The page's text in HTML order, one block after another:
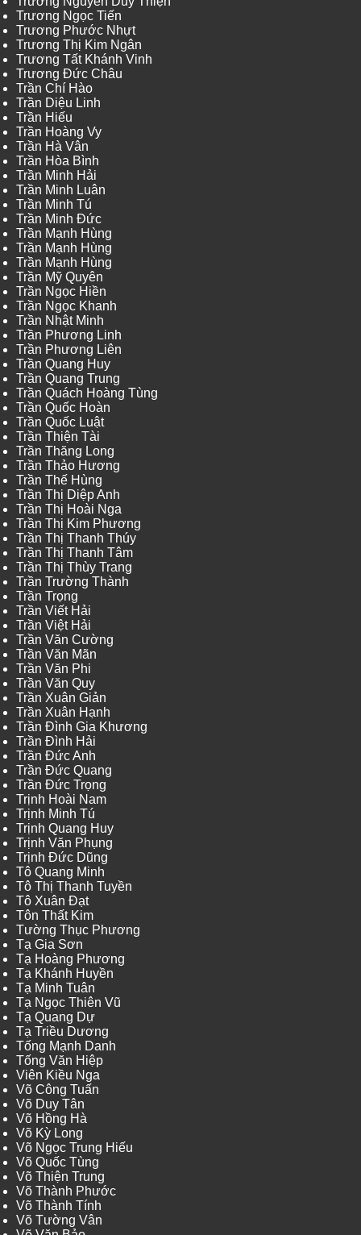
Trương Ngọc Tiến
Trương Phước Nhựt
Trương Thị Kim Ngân
Trương Tất Khánh Vinh
Trương Đức Châu
Trần Chí Hào
Trần Diệu Linh
Trần Hiếu
Trần Hoàng Vy
Trần Hà Vân
Trần Hòa Bình
Trần Minh Hải
Trần Minh Luân
Trần Minh Tú
Trần Minh Đức
Trần Mạnh Hùng
Trần Mạnh Hùng
Trần Mạnh Hùng
Trần Mỹ Quyên
Trần Ngọc Hiền
Trần Ngọc Khanh
Trần Nhật Minh
Trần Phương Linh
Trần Phương Liên
Trần Quang Huy
Trần Quang Trung
Trần Quách Hoàng Tùng
Trần Quốc Hoàn
Trần Quốc Luật
Trần Thiện Tài
Trần Thăng Long
Trần Thảo Hương
Trần Thế Hùng
Trần Thị Diệp Anh
Trần Thị Hoài Nga
Trần Thị Kim Phương
Trần Thị Thanh Thúy
Trần Thị Thanh Tâm
Trần Thị Thùy Trang
Trần Trường Thành
Trần Trọng
Trần Viết Hải
Trần Việt Hải
Trần Văn Cường
Trần Văn Mãn
Trần Văn Phi
Trần Văn Quy
Trần Xuân Giản
Trần Xuân Hạnh
Trần Đình Gia Khương
Trần Đình Hải
Trần Đức Anh
Trần Đức Quang
Trần Đức Trọng
Trịnh Hoài Nam
Trịnh Minh Tú
Trịnh Quang Huy
Trịnh Văn Phụng
Trịnh Đức Dũng
Tô Quang Minh
Tô Thị Thanh Tuyền
Tô Xuân Đạt
Tôn Thất Kim
Tường Thục Phương
Tạ Gia Sơn
Tạ Hoàng Phương
Tạ Khánh Huyền
Tạ Minh Tuân
Tạ Ngọc Thiên Vũ
Tạ Quang Dự
Tạ Triều Dương
Tống Mạnh Danh
Tống Văn Hiệp
Viên Kiều Nga
Võ Công Tuấn
Võ Duy Tân
Võ Hồng Hà
Võ Kỳ Long
Võ Ngọc Trung Hiếu
Võ Quốc Tùng
Võ Thiện Trung
Võ Thành Phước
Võ Thành Tính
Võ Tường Vân